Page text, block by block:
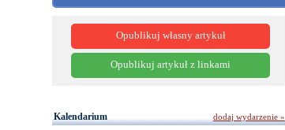
Opublikuj własny artykuł
Opublikuj artykuł z linkami
Kalendarium dodaj wydarzenie »